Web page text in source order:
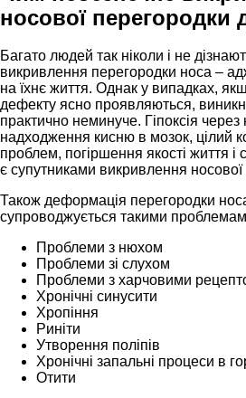
носової перегородки
Багато людей так ніколи і не
викривлення перегородки носа –
на їхнє життя. Однак у випадках,
дефекту ясно проявляються,
практично неминуче. Гіпоксія через
надходження кисню в мозок, цілий
проблем, погіршення якості життя і
є супутниками викривлення носової
Також деформація перегородки
супроводжується такими
Проблеми з нюхом
Проблеми зі слухом
Проблеми з харчовими
Хронічні синусити
Хропіння
Риніти
Утворення поліпів
Хронічні запальні процеси в
Отити